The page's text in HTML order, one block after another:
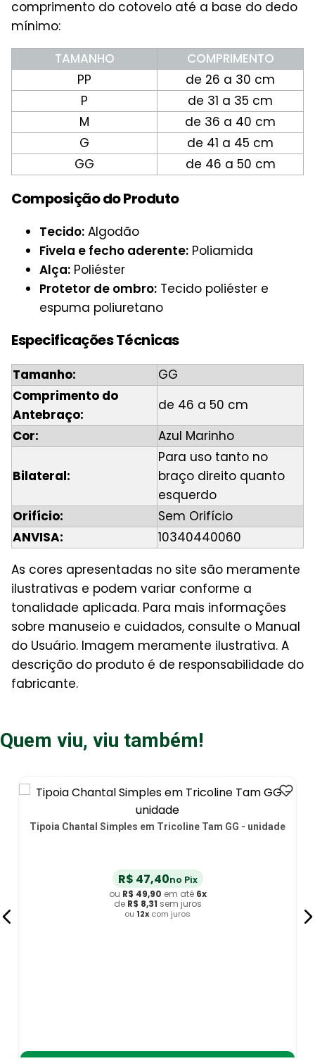
comprimento do cotovelo até a base do dedo
mínimo:
TAMANHO
COMPRIMENTO
PP
de 26 a 30 cm
P
de 31 a 35 cm
M
de 36 a 40 cm
G
de 41 a 45 cm
GG
de 46 a 50 cm
Composição do Produto
Tecido: Algodão
Fivela e fecho aderente: Poliamida
Alça: Poliéster
Protetor de ombro: Tecido poliéster e
espuma poliuretano
Especificações Técnicas
Tamanho:
GG
Comprimento do
Antebraço:
de 46 a 50 cm
Cor:
Azul Marinho
Bilateral:
Para uso tanto no
braço direito quanto
esquerdo
Orifício:
Sem Orifício
ANVISA:
10340440060
As cores apresentadas no site são meramente
ilustrativas e podem variar conforme a
tonalidade aplicada. Para mais informações
sobre manuseio e cuidados, consulte o Manual
do Usuário. Imagem meramente ilustrativa. A
descrição do produto é de responsabilidade do
fabricante.
Quem viu, viu também!
Tipoia Chantal Simples em Tricoline Tam GG - unidade
R$ 47,40no Pix
ou R$ 49,90 em até 6x
de R$ 8,31 sem juros
ou 12x com juros